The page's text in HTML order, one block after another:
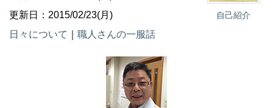
自己紹介
更新日：2015/02/23(月)
日々について
職人さんの一服話